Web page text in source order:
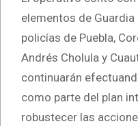
elementos de
policías de Puebla,
Andrés Cholula y
continuarán
como parte del plan
robustecer las